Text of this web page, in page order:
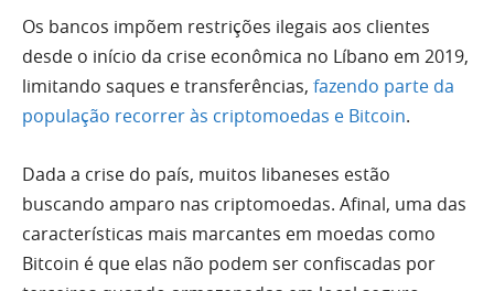
Os bancos impõem restrições ilegais aos clientes
desde o início da crise econômica no Líbano em 2019,
limitando saques e transferências, fazendo parte da
população recorrer às criptomoedas e Bitcoin.
Dada a crise do país, muitos libaneses estão
buscando amparo nas criptomoedas. Afinal, uma das
características mais marcantes em moedas como
Bitcoin é que elas não podem ser confiscadas por